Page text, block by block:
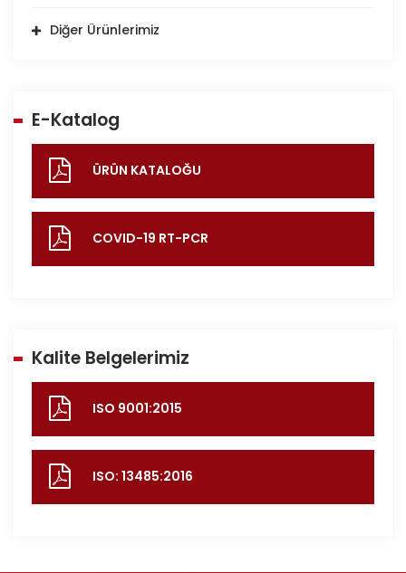
Diğer Ürünlerimiz
E-Katalog
ÜRÜN KATALOĞU
COVID-19 RT-PCR
Kalite Belgelerimiz
ISO 9001:2015
ISO: 13485:2016